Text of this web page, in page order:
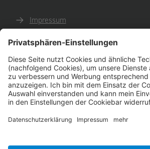
Impressum
AGB
AEB
Verhaltenskodex für Geschäftspartner
English website